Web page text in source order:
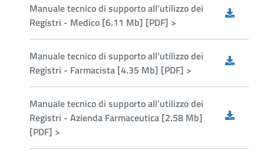
Manuale tecnico di supporto all’utilizzo dei
Registri - Medico [6.11 Mb] [PDF] >
Manuale tecnico di supporto all’utilizzo dei
Registri - Farmacista [4.35 Mb] [PDF] >
Manuale tecnico di supporto all’utilizzo dei
Registri - Azienda Farmaceutica [2.58 Mb]
[PDF] >